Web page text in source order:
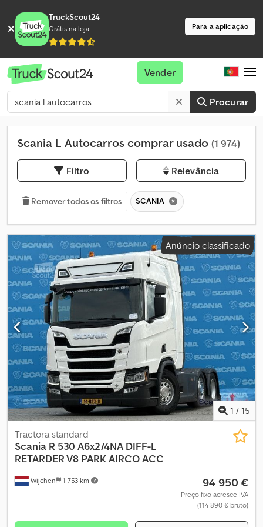
TruckScout24
Grátis na loja Para a aplicação
Procurar
Vender
Scania L Autocarros comprar usado (1 974)
Filtro Relevância
Remover todos os filtros SCANIA
Anúncio classificado
1 / 15
Wijchen 1 753 km
Tractora standard
Scania R 530 A6x2/4NA DIFF-L
RETARDER V8 PARK AIRCO ACC
94 950 €
Preço fixo acresce IVA
(114 890 € bruto)